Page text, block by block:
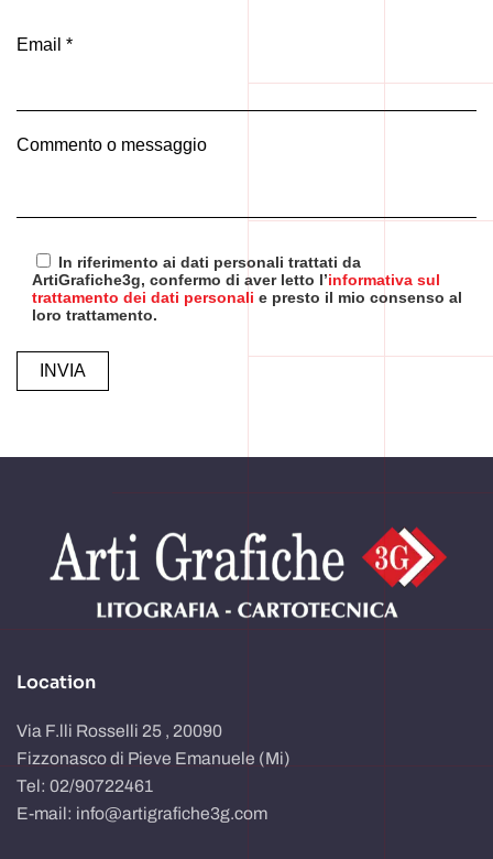
Email *
Commento o messaggio
In riferimento ai dati personali trattati da
ArtiGrafiche3g, confermo di aver letto l’informativa sul
trattamento dei dati personali e presto il mio consenso al
loro trattamento.
Location
Via F.lli Rosselli 25 , 20090
Fizzonasco di Pieve Emanuele (Mi)
Tel: 02/90722461
E-mail: info@artigrafiche3g.com